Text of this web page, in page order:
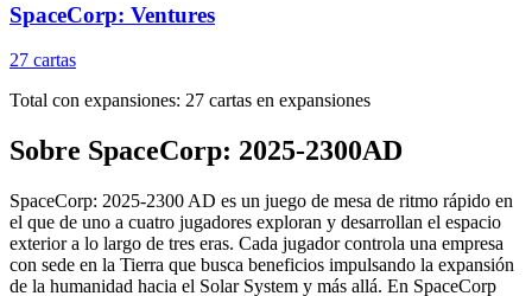
SpaceCorp: Ventures
27 cartas
Total con expansiones: 27 cartas en expansiones
Sobre SpaceCorp: 2025-2300AD
SpaceCorp: 2025-2300 AD es un juego de mesa de ritmo rápido en
el que de uno a cuatro jugadores exploran y desarrollan el espacio
exterior a lo largo de tres eras. Cada jugador controla una empresa
con sede en la Tierra que busca beneficios impulsando la expansión
de la humanidad hacia el Solar System y más allá. En SpaceCorp